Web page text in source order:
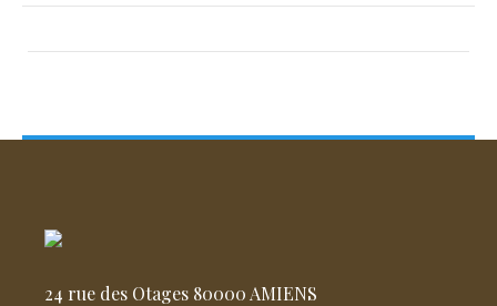
24 rue des Otages 80000 AMIENS